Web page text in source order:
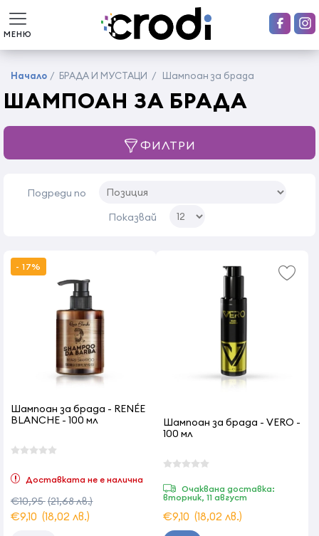
МЕНЮ
Начало / БРАДА И МУСТАЦИ / Шампоан за брада
ШАМПОАН ЗА БРАДА
ФИЛТРИ
Подреди по
Показвай
- 17%
Шампоан за брада - RENÉE
BLANCHE - 100 мл
Доставката не е налична
€10,95(21,68 лв.)
€9,10 (18,02 лв.)
Шампоан за брада - VERO -
100 мл
Очаквана доставка:
вторник, 11 август
€9,10 (18,02 лв.)